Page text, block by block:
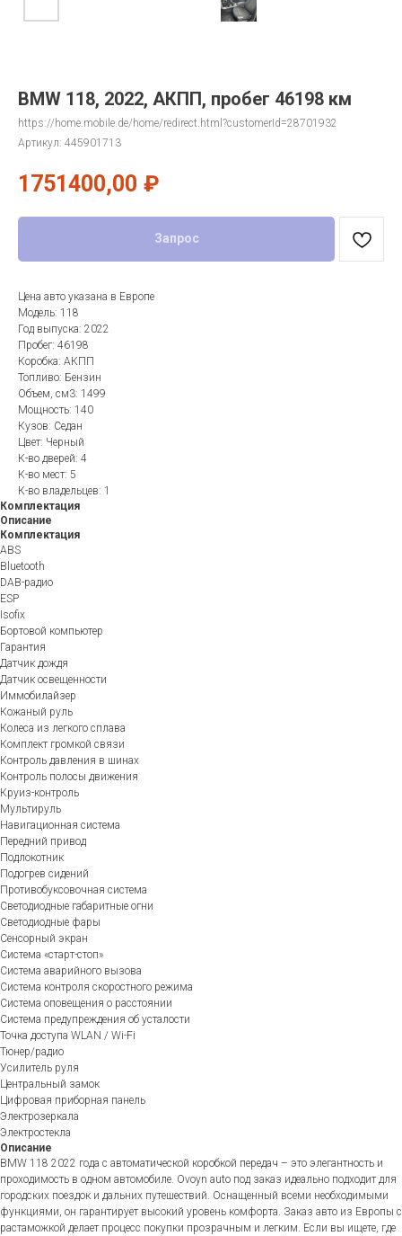
BMW 118, 2022, АКПП, пробег 46198 км
https://home.mobile.de/home/redirect.html?customerId=28701932
Артикул: 445901713
1751400,00 ₽
Запрос
Цена авто указана в Европе
Модель: 118
Год выпуска: 2022
Пробег: 46198
Коробка: АКПП
Топливо: Бензин
Объем, см3: 1499
Мощность: 140
Кузов: Седан
Цвет: Черный
К-во дверей: 4
К-во мест: 5
К-во владельцев: 1
Комплектация
Описание
Комплектация
ABS
Bluetooth
DAB-радио
ESP
Isofix
Бортовой компьютер
Гарантия
Датчик дождя
Датчик освещенности
Иммобилайзер
Кожаный руль
Колеса из легкого сплава
Комплект громкой связи
Контроль давления в шинах
Контроль полосы движения
Круиз-контроль
Мультируль
Навигационная система
Передний привод
Подлокотник
Подогрев сидений
Противобуксовочная система
Светодиодные габаритные огни
Светодиодные фары
Сенсорный экран
Система «старт-стоп»
Система аварийного вызова
Система контроля скоростного режима
Система оповещения о расстоянии
Система предупреждения об усталости
Точка доступа WLAN / Wi-Fi
Тюнер/радио
Усилитель руля
Центральный замок
Цифровая приборная панель
Электрозеркала
Электростекла
Описание
BMW 118 2022 года с автоматической коробкой передач – это элегантность и
проходимость в одном автомобиле. Ovoyn auto под заказ идеально подходит для
городских поездок и дальних путешествий. Оснащенный всеми необходимыми
функциями, он гарантирует высокий уровень комфорта. Заказ авто из Европы с
растаможкой делает процесс покупки прозрачным и легким. Если вы ищете, где